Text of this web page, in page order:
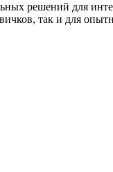
решений для
так и для